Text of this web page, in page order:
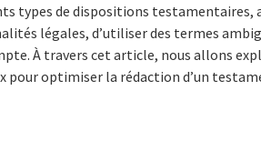
types de dispositions testamentaires,
légales, d’utiliser des termes
À travers cet article, nous allons
pour optimiser la rédaction d’un